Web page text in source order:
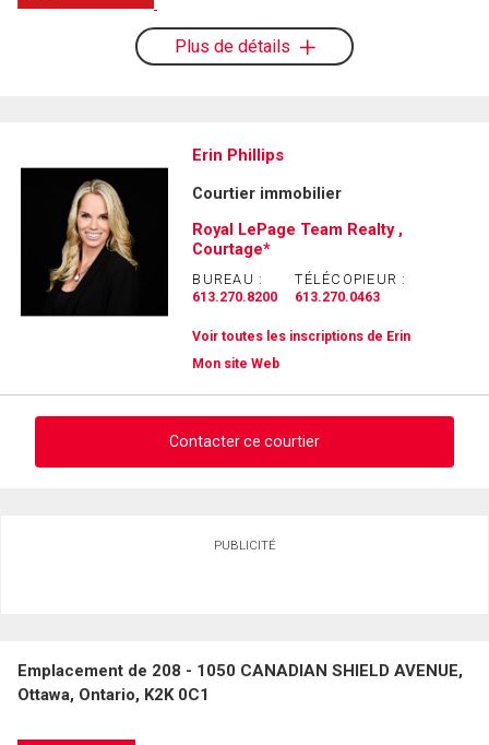
Plus de détails
Erin Phillips
Courtier immobilier
Royal LePage Team Realty ,
Courtage*
BUREAU :
613.270.8200
TÉLÉCOPIEUR :
613.270.0463
Voir toutes les inscriptions de Erin
Mon site Web
Contacter ce courtier
Téléphone
(Optionnel)
PUBLICITÉ
Emplacement de 208 - 1050 CANADIAN SHIELD AVENUE,
Ottawa, Ontario, K2K 0C1